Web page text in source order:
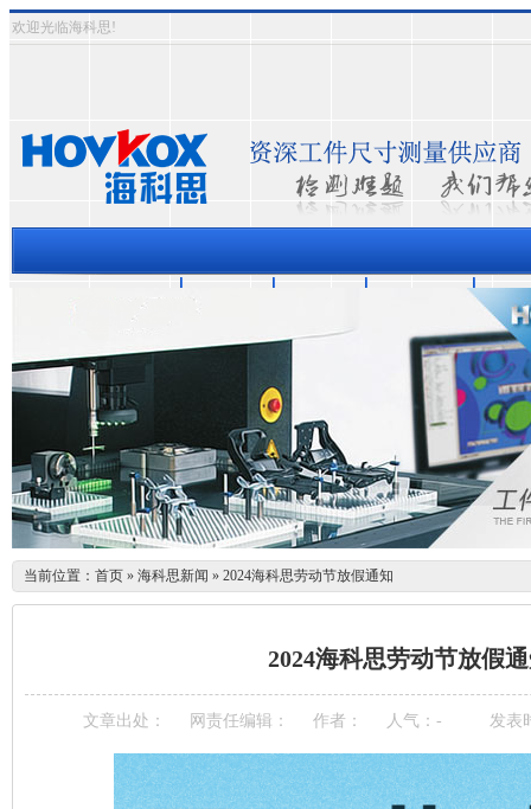
欢迎光临海科思!
测量
热门关键词： 三次元影象式测量仪 半自动影像测量仪 全自动
当前位置： 首页 » 海科思新闻 » 2024海科思劳动节放假通知
2024海科思劳动节放假
文章出处： 网责任编辑： 作者： 人气： - 发表